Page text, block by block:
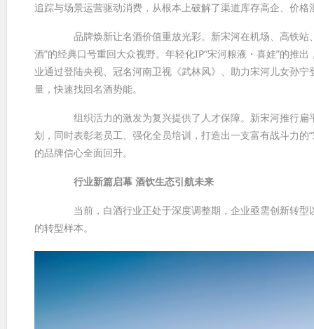
追踪与场景运营驱动消费，从根本上破解了渠道库存高企、价格
品牌焕新让名酒价值重放光彩。新宋河在机场、高铁站、
酒”的经典口号重回大众视野。年轻化IP“宋河粮液・喜娃”的推
业通过登陆央视、冠名河南卫视《武林风》、助力宋河儿女孙
量，快速找回名酒势能。
组织活力的激发为复兴提供了人才保障。新宋河推行扁平
划，同时表彰老员工、强化全员培训，打造出一支富有战斗力
的品牌信心全面回升。
行业新篇启幕 酒饮生态引航未来
当前，白酒行业正处于深度调整期，企业亟需创新转型以
的转型样本。